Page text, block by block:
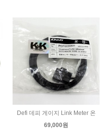
Defi 데피 게이지 Link Meter 온
69,000원